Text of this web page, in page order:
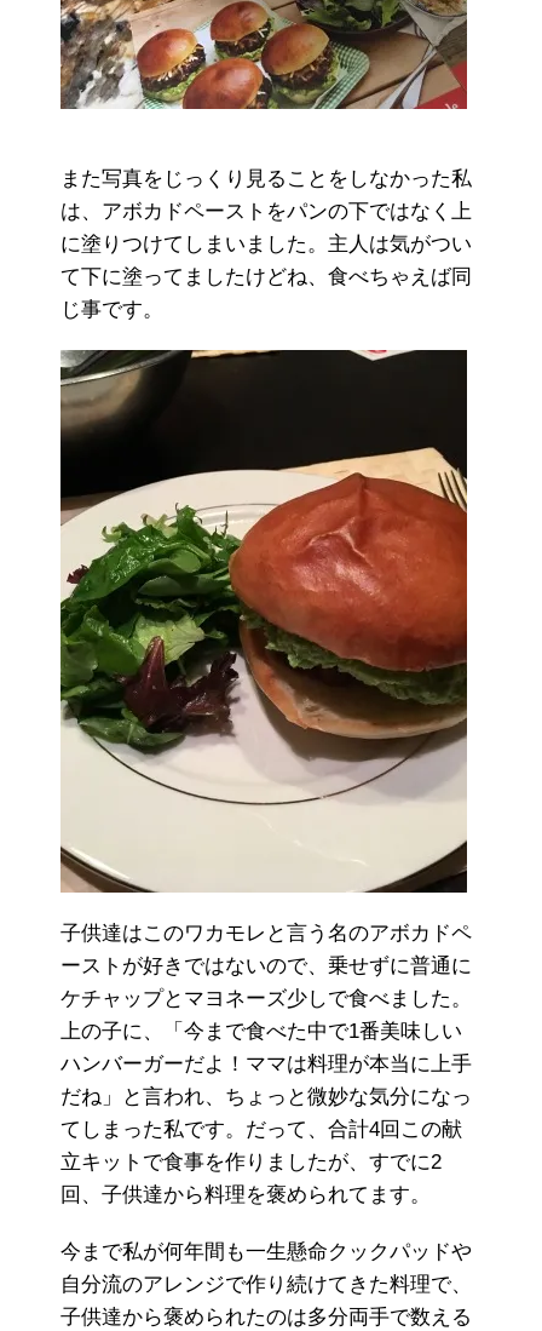
また写真をじっくり見ることをしなかった私
は、アボカドペーストをパンの下ではなく上
に塗りつけてしまいました。主人は気がつい
て下に塗ってましたけどね、食べちゃえば同
じ事です。
子供達はこのワカモレと言う名のアボカドペ
ーストが好きではないので、乗せずに普通に
ケチャップとマヨネーズ少しで食べました。
上の子に、「今まで食べた中で1番美味しい
ハンバーガーだよ！ママは料理が本当に上手
だね」と言われ、ちょっと微妙な気分になっ
てしまった私です。だって、合計4回この献
立キットで食事を作りましたが、すでに2
回、子供達から料理を褒められてます。
今まで私が何年間も一生懸命クックパッドや
自分流のアレンジで作り続けてきた料理で、
子供達から褒められたのは多分両手で数える